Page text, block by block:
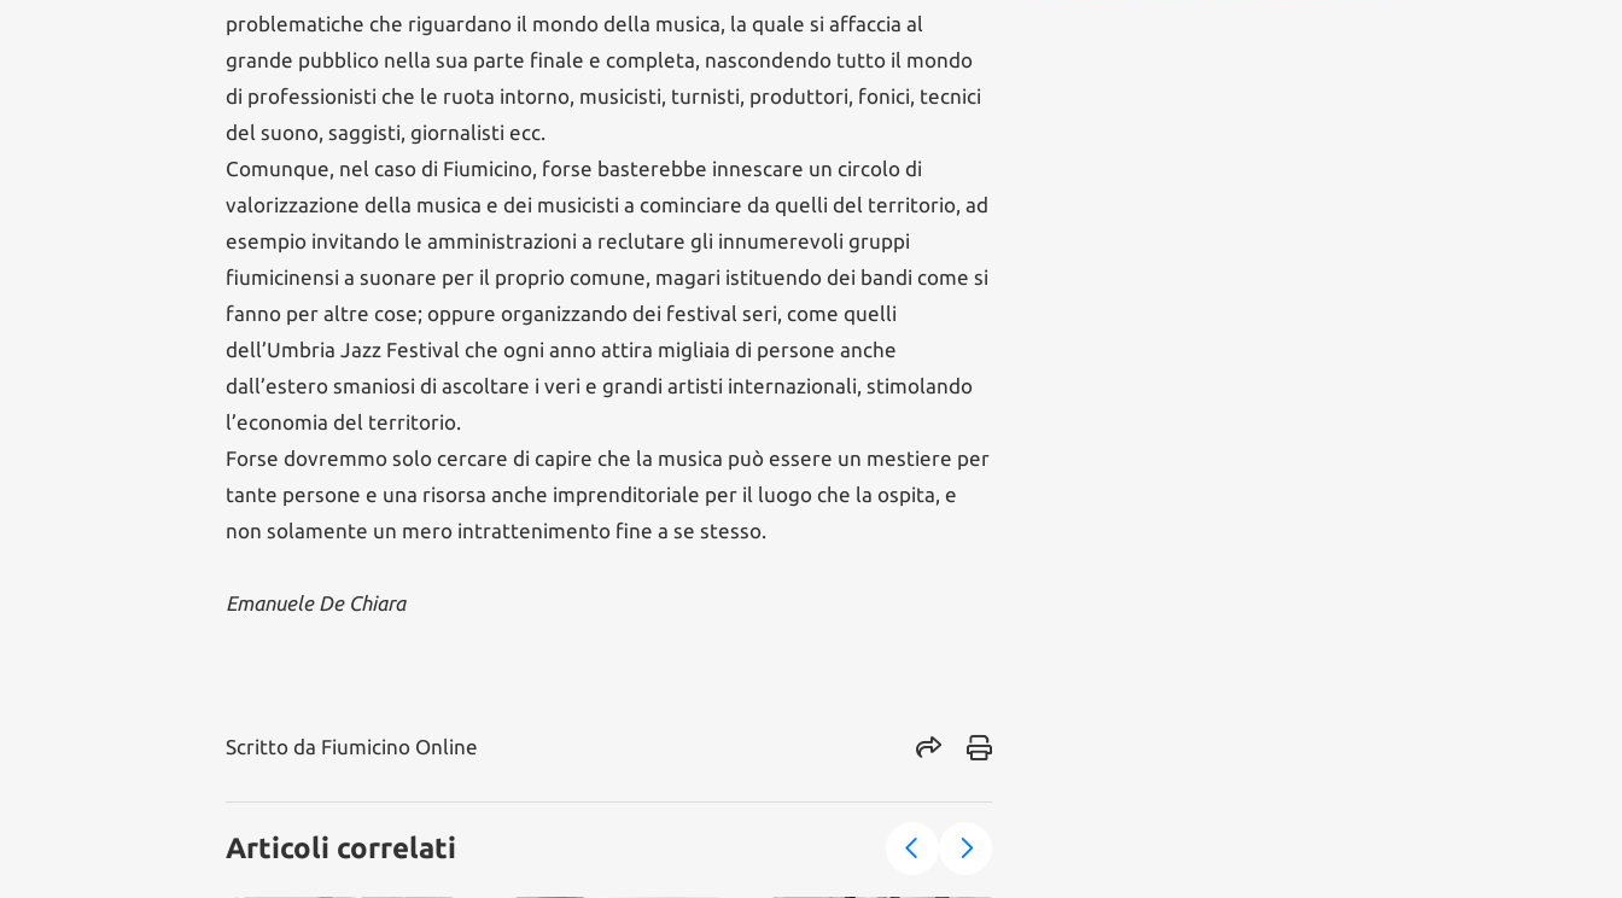
problematiche che riguardano il mondo della musica, la quale si affaccia al
grande pubblico nella sua parte finale e completa, nascondendo tutto il mondo
di professionisti che le ruota intorno, musicisti, turnisti, produttori, fonici, tecnici
del suono, saggisti, giornalisti ecc.
Comunque, nel caso di Fiumicino, forse basterebbe innescare un circolo di
valorizzazione della musica e dei musicisti a cominciare da quelli del territorio, ad
esempio invitando le amministrazioni a reclutare gli innumerevoli gruppi
fiumicinensi a suonare per il proprio comune, magari istituendo dei bandi come si
fanno per altre cose; oppure organizzando dei festival seri, come quelli
dell’Umbria Jazz Festival che ogni anno attira migliaia di persone anche
dall’estero smaniosi di ascoltare i veri e grandi artisti internazionali, stimolando
l’economia del territorio.
Forse dovremmo solo cercare di capire che la musica può essere un mestiere per
tante persone e una risorsa anche imprenditoriale per il luogo che la ospita, e
non solamente un mero intrattenimento fine a se stesso.
Emanuele De Chiara
Scritto da Fiumicino Online
Articoli correlati